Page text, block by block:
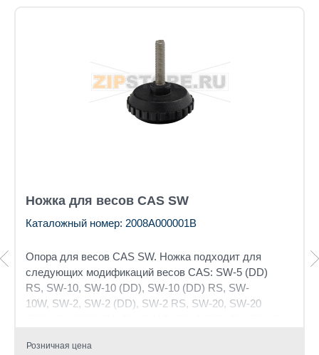
Ножка для весов CAS SW
Каталожный номер: 2008A000001B
Опора для весов CAS SW. Ножка подходит для
следующих модификаций весов CAS: SW-5 (DD)
RS, SW-10, SW-10 (DD), SW-10 (DD) RS, SW-
10W, SW-2, SW-2 (DD), SW-2 RS, SW-20, SW-20
Розничная цена